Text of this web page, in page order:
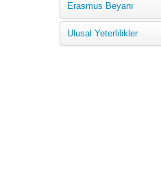
Erasmus Beyanı
Ulusal Yeterlilikler